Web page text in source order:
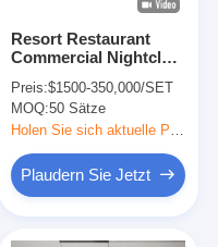
Resort Restaurant
Commercial Nightclub
Chairs And Table Set
Preis:$1500-350,000/SET
MOQ:50 Sätze
Plaudern Sie Jetzt